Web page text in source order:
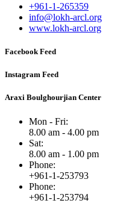
+961-1-265359
info@lokh-arcl.org
www.lokh-arcl.org
Facebook Feed
Instagram Feed
Araxi Boulghourjian Center
Mon - Fri:
8.00 am - 4.00 pm
Sat:
8.00 am - 1.00 pm
Phone:
+961-1-253793
Phone:
+961-1-253794